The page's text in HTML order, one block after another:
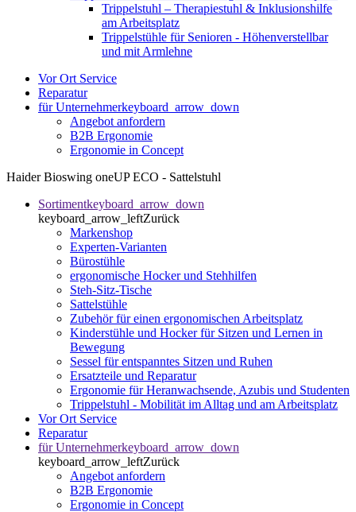
Trippelstuhl – Therapiestuhl & Inklusionshilfe
am Arbeitsplatz
Trippelstühle für Senioren - Höhenverstellbar
und mit Armlehne
Vor Ort Service
Reparatur
für Unternehmerkeyboard_arrow_down
Angebot anfordern
B2B Ergonomie
Ergonomie in Concept
Haider Bioswing oneUP ECO - Sattelstuhl
Sortimentkeyboard_arrow_down
keyboard_arrow_leftZurück
Markenshop
Experten-Varianten
Bürostühle
ergonomische Hocker und Stehhilfen
Steh-Sitz-Tische
Sattelstühle
Zubehör für einen ergonomischen Arbeitsplatz
Kinderstühle und Hocker für Sitzen und Lernen in
Bewegung
Sessel für entspanntes Sitzen und Ruhen
Ersatzteile und Reparatur
Ergonomie für Heranwachsende, Azubis und Studenten
Trippelstuhl - Mobilität im Alltag und am Arbeitsplatz
Vor Ort Service
Reparatur
für Unternehmerkeyboard_arrow_down
keyboard_arrow_leftZurück
Angebot anfordern
B2B Ergonomie
Ergonomie in Concept